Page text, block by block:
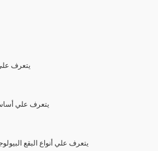
(1) يتعرف
(2) يتعرف علي
(3) يتعرف علي أنواع البقع